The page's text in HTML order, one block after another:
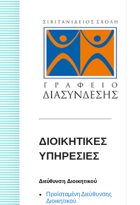
ΔΙΟΙΚΗΤΙΚΕΣ
ΥΠΗΡΕΣΙΕΣ
Διεύθυνση Διοικητικού
Προϊσταμένη Διεύθυνσης
Διοικητικού